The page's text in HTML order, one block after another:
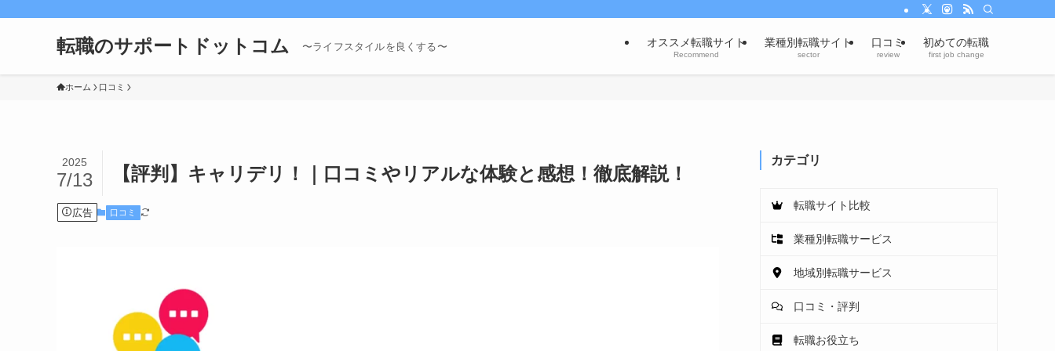
転職のサポートドットコム 〜ライフスタイルを良くする〜 オススメ転職サイト
Recommend
業種別転職サイト
sector
口コミ
review
初めての転職
first job change
ホーム 口コミ
【評判】キャリデリ！｜口コミやリアルな体験と感想！徹底解説！
2025
7/13
広告 口コミ
カテゴリ
転職サイト比較
業種別転職サービス
地域別転職サービス
口コミ・評判
転職お役立ち